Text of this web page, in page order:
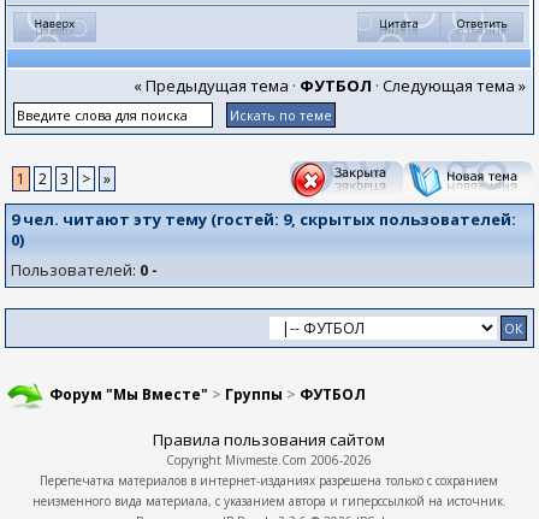
« Предыдущая тема · ФУТБОЛ · Следующая тема »
1 2 3 > »
9 чел. читают эту тему (гостей: 9, скрытых пользователей:
0)
Пользователей: 0 -
Форум "Мы Вместе" > Группы > ФУТБОЛ
Правила пользования сайтом
Copyright Mivmeste.Com 2006-2026
Перепечатка материалов в интернет-изданиях разрешена только с сохранием
неизменного вида материала, с указанием автора и гиперссылкой на источник.